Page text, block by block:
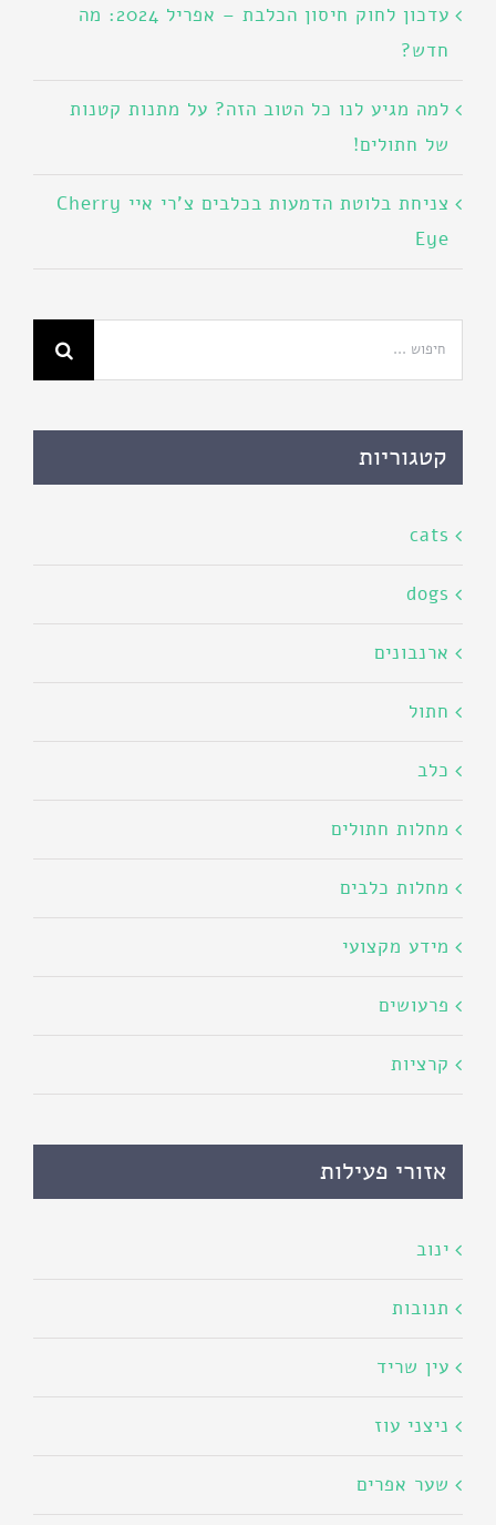
עדכון לחוק חיסון הכלבת – אפריל 2024: מה
חדש?
למה מגיע לנו כל הטוב הזה? על מתנות קטנות
של חתולים!
צניחת בלוטת הדמעות בכלבים צ'רי איי Cherry
Eye
קטגוריות
cats
dogs
ארנבונים
חתול
כלב
מחלות חתולים
מחלות כלבים
מידע מקצועי
פרעושים
קרציות
אזורי פעילות
ינוב
תנובות
עין שריד
ניצני עוז
שער אפרים